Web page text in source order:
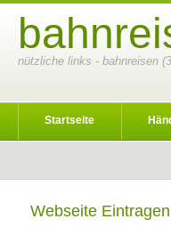
nützliche links - bahnreisen
Startseite
Webseite Eintragen